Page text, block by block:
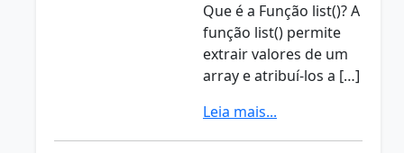
Que é a Função list()? A
função list() permite
extrair valores de um
array e atribuí-los a […]
Leia mais...